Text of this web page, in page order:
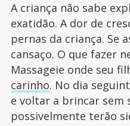
A criança não sabe
exatidão. A dor de
pernas da criança. Se
cansaço. O que fazer
Massageie onde seu
carinho. No dia
e voltar a brincar sem
possivelmente terão